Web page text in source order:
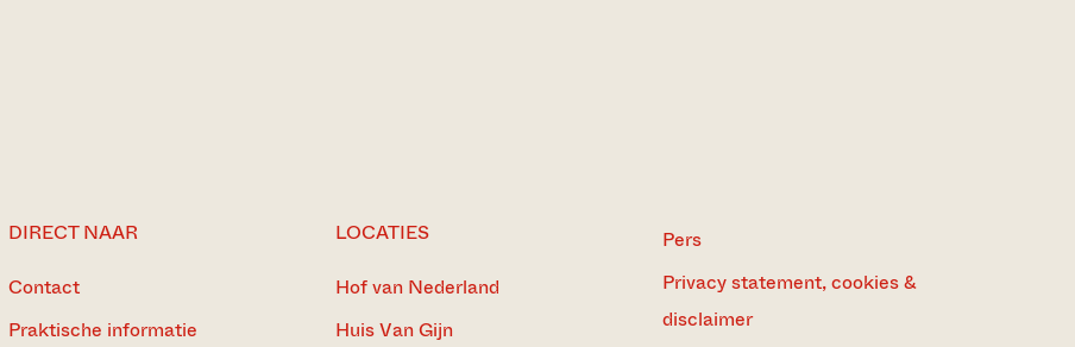
DIRECT NAAR
Contact
Praktische informatie
LOCATIES
Hof van Nederland
Huis Van Gijn
Pers
Privacy statement, cookies &
disclaimer